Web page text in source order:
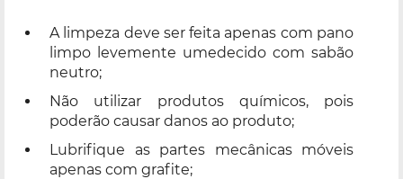
A limpeza deve ser feita apenas com pano
limpo levemente umedecido com sabão
neutro;
Não utilizar produtos químicos, pois
poderão causar danos ao produto;
Lubrifique as partes mecânicas móveis
apenas com grafite;